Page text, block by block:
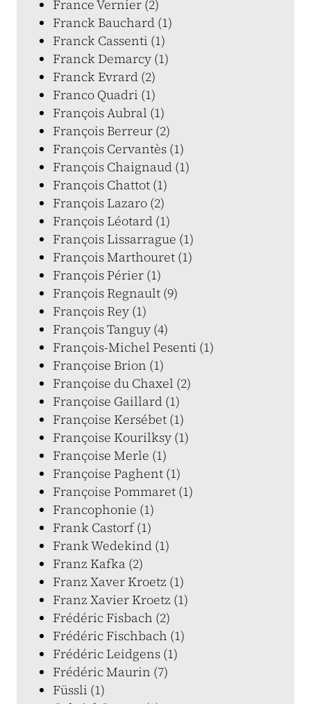
France Vernier (2)
Franck Bauchard (1)
Franck Cassenti (1)
Franck Demarcy (1)
Franck Evrard (2)
Franco Quadri (1)
François Aubral (1)
François Berreur (2)
François Cervantès (1)
François Chaignaud (1)
François Chattot (1)
François Lazaro (2)
François Léotard (1)
François Lissarrague (1)
François Marthouret (1)
François Périer (1)
François Regnault (9)
François Rey (1)
François Tanguy (4)
François-Michel Pesenti (1)
Françoise Brion (1)
Françoise du Chaxel (2)
Françoise Gaillard (1)
Françoise Kersébet (1)
Françoise Kourilksy (1)
Françoise Merle (1)
Françoise Paghent (1)
Françoise Pommaret (1)
Francophonie (1)
Frank Castorf (1)
Frank Wedekind (1)
Franz Kafka (2)
Franz Xaver Kroetz (1)
Franz Xavier Kroetz (1)
Frédéric Fisbach (2)
Frédéric Fischbach (1)
Frédéric Leidgens (1)
Frédéric Maurin (7)
Füssli (1)